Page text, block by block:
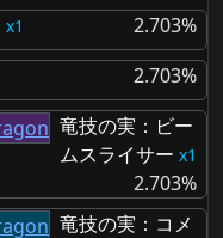
1
2.703%
2.703%
竜技の実：ビー
ムスライサー
1
2.703%
竜技の実：コメ